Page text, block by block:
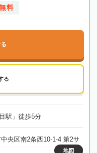
料
る
駅」徒歩5分
央区南2条西10-1-4 第2サ
地図